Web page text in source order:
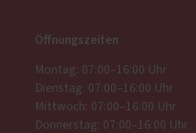
Öffnungszeiten
Montag: 07:00–16:00 Uhr
Dienstag: 07:00–16:00 Uhr
Mittwoch: 07:00–16:00 Uhr
Donnerstag: 07:00–16:00 Uhr